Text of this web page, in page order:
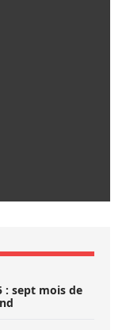
: sept mois de